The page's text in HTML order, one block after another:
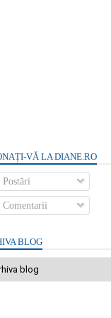
VĂ LA DIANE.RO
Postări
Comentarii
BLOG